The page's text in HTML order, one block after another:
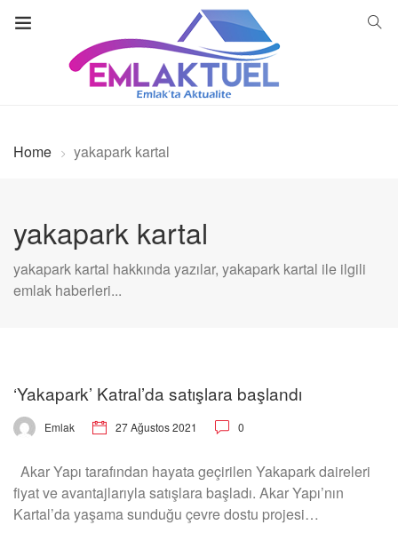
Home yakapark kartal
yakapark kartal
yakapark kartal hakkında yazılar, yakapark kartal ile ilgili
emlak haberleri...
‘Yakapark’ Katral’da satışlara başlandı
Emlak 27 Ağustos 2021 0
Akar Yapı tarafından hayata geçirilen Yakapark daireleri
fiyat ve avantajlarıyla satışlara başladı. Akar Yapı’nın
Kartal’da yaşama sunduğu çevre dostu projesi…